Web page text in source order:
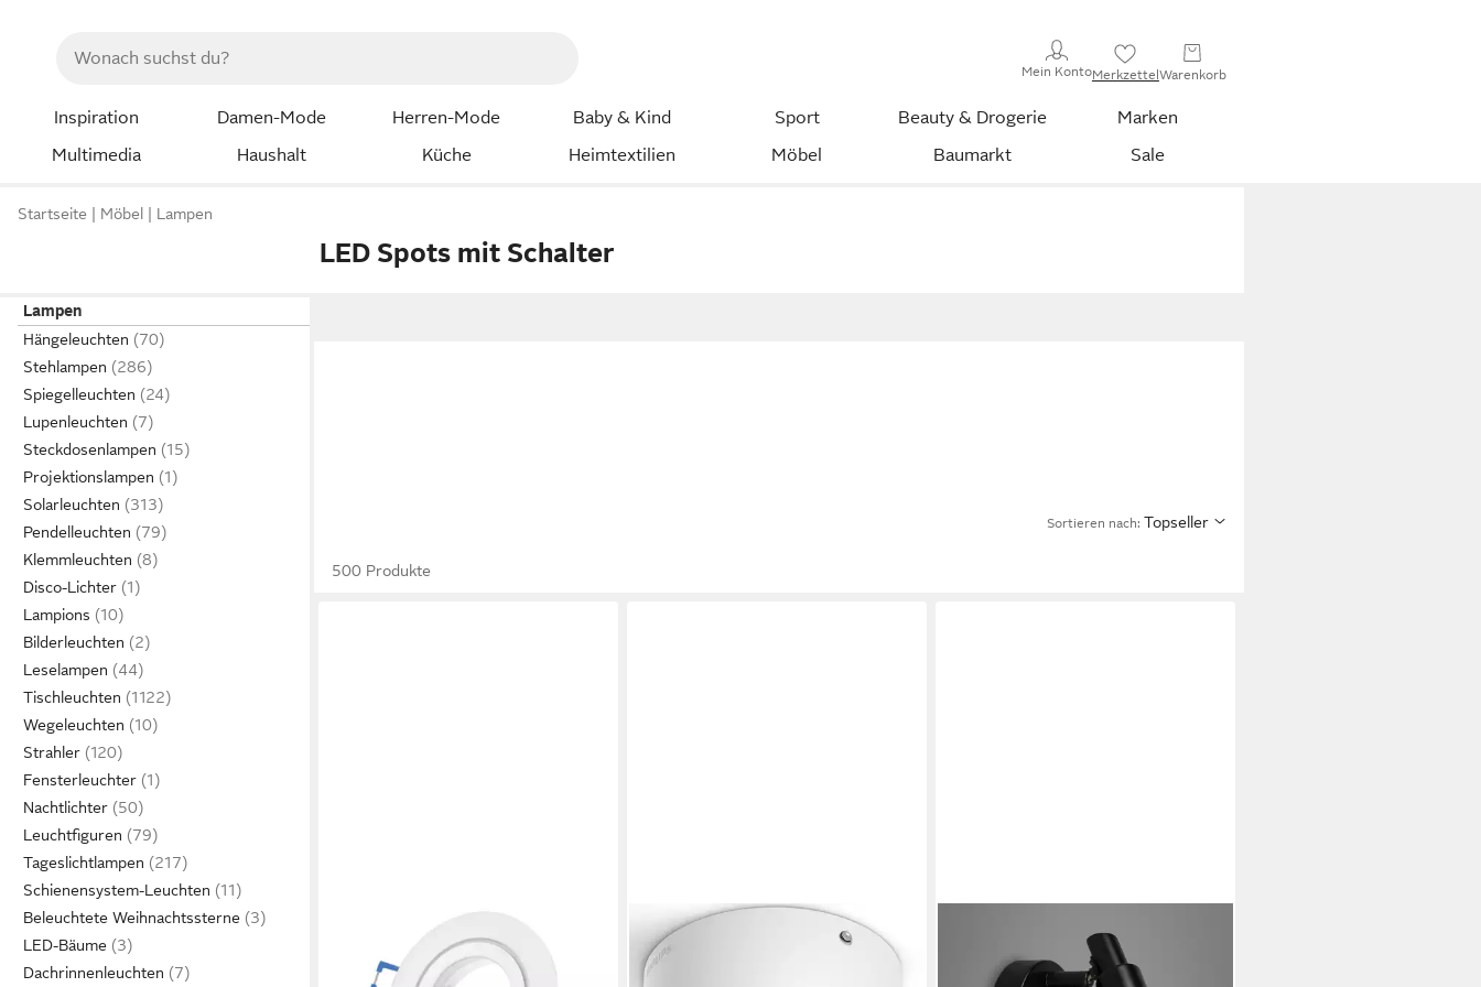
Mein KontoMerkzettelWarenkorb
Inspiration Damen-Mode Herren-Mode Baby & Kind Sport Beauty & Drogerie
Marken
Multimedia
Haushalt Küche Heimtextilien Möbel Baumarkt Sale
Startseite Möbel Lampen
LED Spots mit Schalter
Lampen
Hängeleuchten
Stehlampen
Spiegelleuchten
Lupenleuchten
Steckdosenlampen
Projektionslampen
Solarleuchten
Pendelleuchten
Klemmleuchten
Disco-Lichter
Lampions
Bilderleuchten
Leselampen
Tischleuchten
Wegeleuchten
Strahler
Fensterleuchter
Nachtlichter
Leuchtfiguren
Tageslichtlampen
Schienensystem-Leuchten
Beleuchtete Weihnachtssterne
LED-Bäume
Dachrinnenleuchten
Sortieren nach: Topseller
500 Produkte
Deckenspot Bad IP44 spots 4 stück
weiß Badezimmer Aluminium
PHILIPS
LED Deckenspot myLiving Phase
Einzelspot, 500lm
Deckenspot LED Deckenspot Extra-
Warmweiß schwenkbar GU10